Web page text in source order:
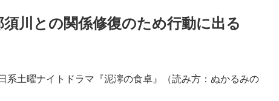
川との関係修復のため行動に出る
土曜ナイトドラマ『泥濘の食卓』（読み方：ぬかるみの